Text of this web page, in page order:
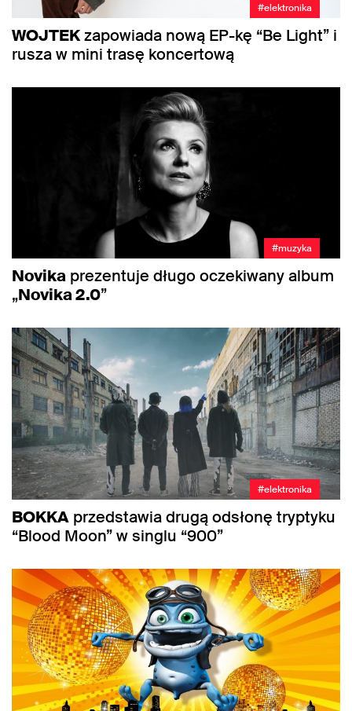
#elektronika
WOJTEKzapowiada nową EP-kę “Be Light” i
rusza w mini trasę koncertową
#muzyka
Novika prezentuje długo oczekiwany album
„Novika 2.0”
#elektronika
BOKKA przedstawia drugą odsłonę tryptyku
“Blood Moon” w singlu “900”